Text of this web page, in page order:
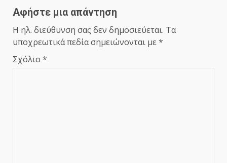
Αφήστε μια απάντηση
Η ηλ. διεύθυνση σας δεν δημοσιεύεται. Τα
υποχρεωτικά πεδία σημειώνονται με *
Σχόλιο *